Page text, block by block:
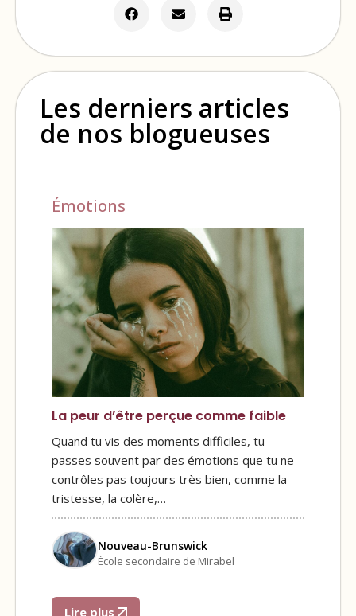
Les derniers articles
de nos blogueuses
Émotions
La peur d’être perçue comme faible
Quand tu vis des moments difficiles, tu
passes souvent par des émotions que tu ne
contrôles pas toujours très bien, comme la
tristesse, la colère,…
Nouveau-Brunswick
École secondaire de Mirabel
Lire plus